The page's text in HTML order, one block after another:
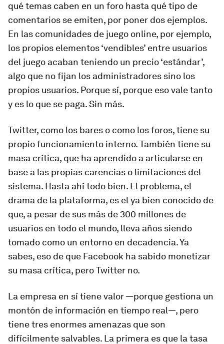
qué temas caben en un foro hasta qué tipo de
comentarios se emiten, por poner dos ejemplos.
En las comunidades de juego online, por ejemplo,
los propios elementos ‘vendibles’ entre usuarios
del juego acaban teniendo un precio ‘estándar’,
algo que no fijan los administradores sino los
propios usuarios. Porque sí, porque eso vale tanto
y es lo que se paga. Sin más.
Twitter, como los bares o como los foros, tiene su
propio funcionamiento interno. También tiene su
masa crítica, que ha aprendido a articularse en
base a las propias carencias o limitaciones del
sistema. Hasta ahí todo bien. El problema, el
drama de la plataforma, es el ya bien conocido de
que, a pesar de sus más de 300 millones de
usuarios en todo el mundo, lleva años siendo
tomado como un entorno en decadencia. Ya
sabes, eso de que Facebook ha sabido monetizar
su masa crítica, pero Twitter no.
La empresa en sí tiene valor —porque gestiona un
montón de información en tiempo real—, pero
tiene tres enormes amenazas que son
difícilmente salvables. La primera es que la tasa